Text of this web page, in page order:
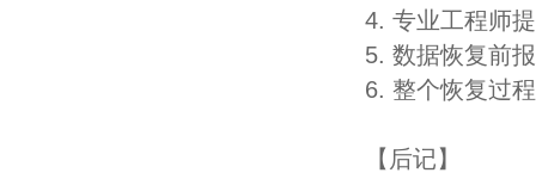
4. 专业工程师
5. 数据恢复前
6. 整个恢复过
【后记】